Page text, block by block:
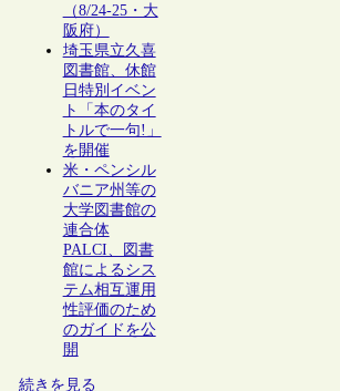
（8/24-25・大
阪府）
埼玉県立久喜
図書館、休館
日特別イベン
ト「本のタイ
トルで一句!」
を開催
米・ペンシル
バニア州等の
大学図書館の
連合体
PALCI、図書
館によるシス
テム相互運用
性評価のため
のガイドを公
開
続きを見る